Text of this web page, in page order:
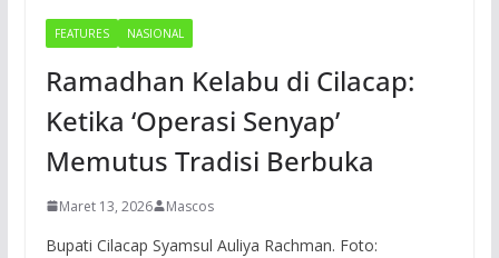
FEATURES NASIONAL
Ramadhan Kelabu di Cilacap:
Ketika ‘Operasi Senyap’
Memutus Tradisi Berbuka
Maret 13, 2026 Mascos
Bupati Cilacap Syamsul Auliya Rachman. Foto: